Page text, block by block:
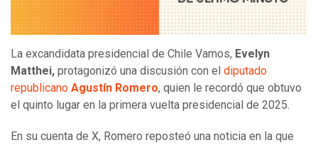
La excandidata presidencial de Chile Vamos, Evelyn
Matthei, protagonizó una discusión con el diputado
republicano Agustín Romero, quien le recordó que obtuvo
el quinto lugar en la primera vuelta presidencial de 2025.
En su cuenta de X, Romero reposteó una noticia en la que